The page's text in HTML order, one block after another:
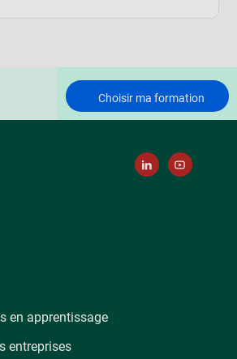
Choisir ma formation
en apprentissage
entreprises